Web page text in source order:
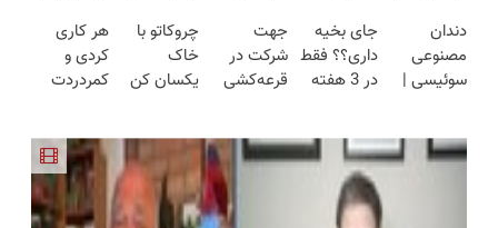
ساخت!!!
فناوری
اروپا، سبک
و مقاوم |
قسطی
هفته!!😍
ساخت!!!
دندان
مصنوعی
سوئیسی |
طبیعی!
رایگان+پرداخت
جای بخیه
داری؟؟ فقط
در 3 هفته
جهت
شرکت در
قرعه‌کشی
شوید
چروکاتو با
خاک
یکسان کن
صرفه)
هر کاری
کردی و
کمردردت
پرسشنامه و
دریافت راه
حل